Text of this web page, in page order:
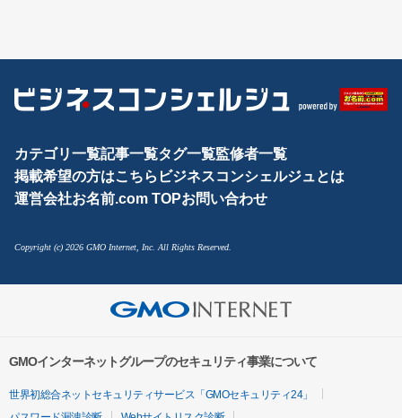
カテゴリ一覧記事一覧タグ一覧監修者一覧
掲載希望の方はこちら ビジネスコンシェルジュとは
運営会社お名前.com TOPお問い合わせ
Copyright (c) 2026 GMO Internet, Inc. All Rights Reserved.
GMOインターネットグループのセキュリティ事業について
世界初総合ネットセキュリティサービス「GMOセキュリティ24」